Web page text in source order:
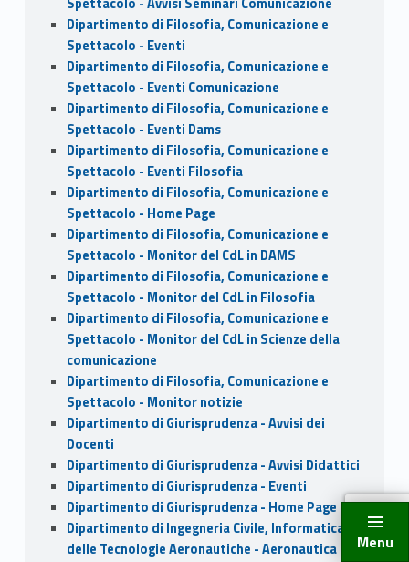
Menu
Dipartimento di Filosofia, Comunicazione e
Spettacolo - Eventi
Dipartimento di Filosofia, Comunicazione e
Spettacolo - Eventi Comunicazione
Dipartimento di Filosofia, Comunicazione e
Spettacolo - Eventi Dams
Dipartimento di Filosofia, Comunicazione e
Spettacolo - Eventi Filosofia
Dipartimento di Filosofia, Comunicazione e
Spettacolo - Home Page
Dipartimento di Filosofia, Comunicazione e
Spettacolo - Monitor del CdL in DAMS
Dipartimento di Filosofia, Comunicazione e
Spettacolo - Monitor del CdL in Filosofia
Dipartimento di Filosofia, Comunicazione e
Spettacolo - Monitor del CdL in Scienze della
comunicazione
Dipartimento di Filosofia, Comunicazione e
Spettacolo - Monitor notizie
Dipartimento di Giurisprudenza - Avvisi dei
Docenti
Dipartimento di Giurisprudenza - Avvisi Didattici
Dipartimento di Giurisprudenza - Eventi
Dipartimento di Giurisprudenza - Home Page
Dipartimento di Ingegneria Civile, Informatica e
delle Tecnologie Aeronautiche - Aeronautica